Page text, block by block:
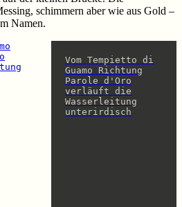
schimmern aber wie aus Gold –
Namen.
Vom Tempietto di
Guamo Richtung
Parole d'Oro
verläuft die
Wasserleitung
unterirdisch